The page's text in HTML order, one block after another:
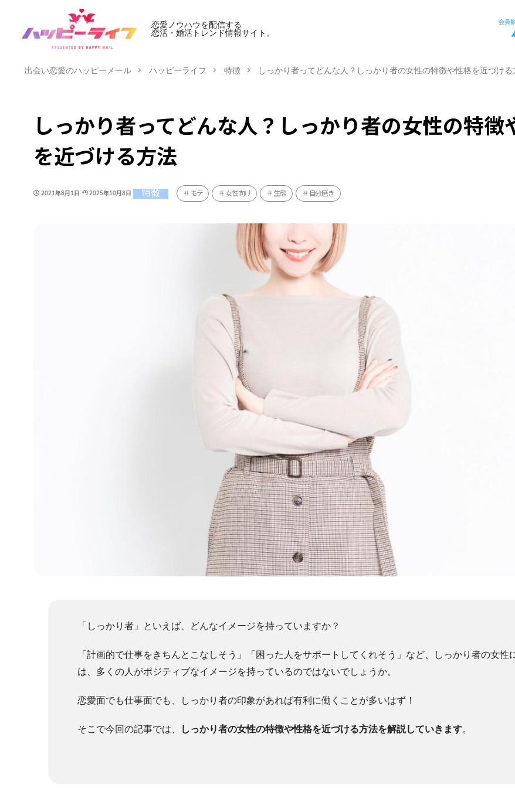
恋愛ノウハウを配信する
恋活・婚活トレンド情報サイト。
出会い恋愛のハッピーメール ハッピーライフ 特徴 しっかり者ってどんな人？しっかり者の女性の特徴や性格を近づける
しっかり者ってどんな人？しっかり者の女性の特徴
を近づける方法
2021年8月1日 2025年10月8日 特徴 モテ 女性向け 生態 自分磨き
「しっかり者」といえば、どんなイメージを持っていますか？
「計画的で仕事をきちんとこなしそう」「困った人をサポートしてくれそう」など、しっかり者の女性
は、多くの人がポジティブなイメージを持っているのではないでしょうか。
恋愛面でも仕事面でも、しっかり者の印象があれば有利に働くことが多いはず！
そこで今回の記事では、 しっかり者の女性の特徴や性格を近づける方法を解説していきます。